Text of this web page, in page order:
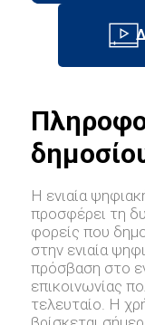
Η ενιαία
προσφέρει τη
φορείς που
στην ενιαία
πρόσβαση στο
επικοινωνίας
τελευταίο. Η